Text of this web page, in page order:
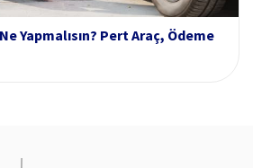
Yapmalısın? Pert Araç, Ödeme